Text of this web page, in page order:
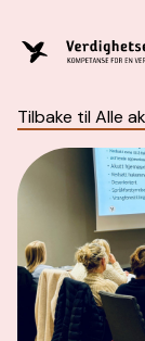
Tilbake til Alle